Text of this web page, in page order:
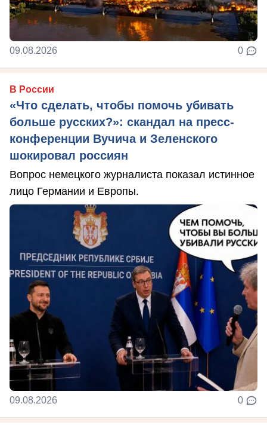
09.08.2026 0
В России
«Что сделать, чтобы помочь убивать
больше русских?»: скандал на пресс-
конференции Вучича и Зеленского
шокировал россиян
Вопрос немецкого журналиста показал истинное
лицо Германии и Европы.
09.08.2026 0